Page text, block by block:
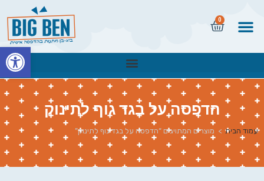
0
הדפסה על בגד גוף לתינוק
עמוד הבית > מוצרים המתויגים “הדפסה על בגד גוף לתינוק”